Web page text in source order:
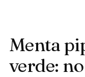
Menta
verde: